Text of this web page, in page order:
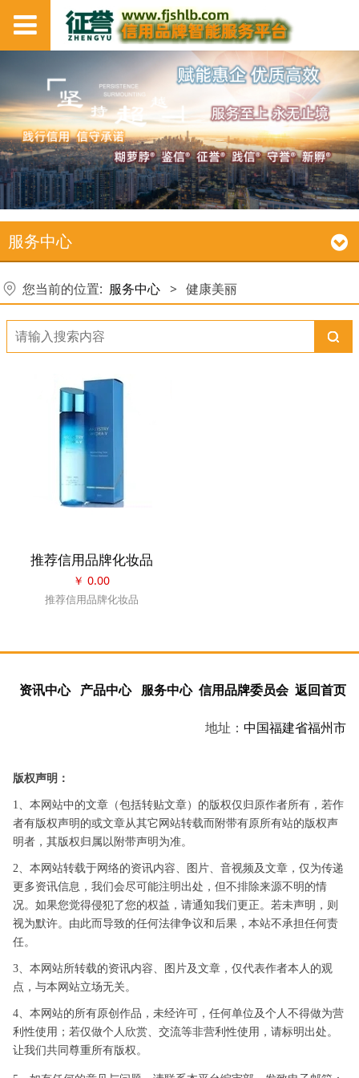
服务中心
您当前的位置: 服务中心 > 健康美丽
推荐信用品牌化妆品
￥ 0.00
推荐信用品牌化妆品
资讯中心 产品中心 服务中心 信用品牌委员会 返回首页
地址： 中国福建省福州市
版权声明：
1、本网站中的文章（包括转贴文章）的版权仅归原作者所有，若作
者有版权声明的或文章从其它网站转载而附带有原所有站的版权声
明者，其版权归属以附带声明为准。
2、本网站转载于网络的资讯内容、图片、音视频及文章，仅为传递
更多资讯信息，我们会尽可能注明出处，但不排除来源不明的情
况。如果您觉得侵犯了您的权益，请通知我们更正。若未声明，则
视为默许。由此而导致的任何法律争议和后果，本站不承担任何责
任。
3、本网站所转载的资讯内容、图片及文章，仅代表作者本人的观
点，与本网站立场无关。
4、本网站的所有原创作品，未经许可，任何单位及个人不得做为营
利性使用；若仅做个人欣赏、交流等非营利性使用，请标明出处。
让我们共同尊重所有版权。